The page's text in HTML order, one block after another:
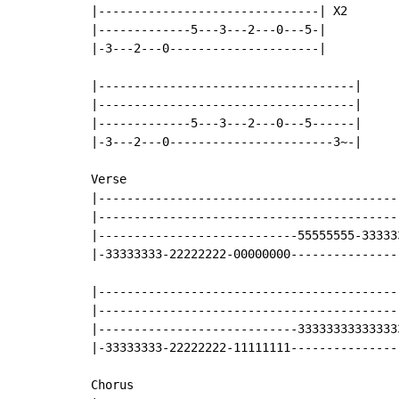
|-------------------------------| X2
|-------------5---3---2---0---5-|
|-3---2---0---------------------|
|------------------------------------|
|------------------------------------|
|-------------5---3---2---0---5------|
|-3---2---0-----------------------3~-|
Verse
|----------------------------55555555-
|-33333333-22222222-
|----------------------------
|-33333333-22222222-
Chorus